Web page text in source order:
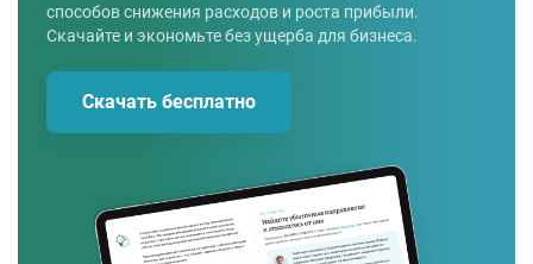
способов снижения расходов и роста прибыли.
Скачайте и экономьте без ущерба для бизнеса.
Скачать бесплатно